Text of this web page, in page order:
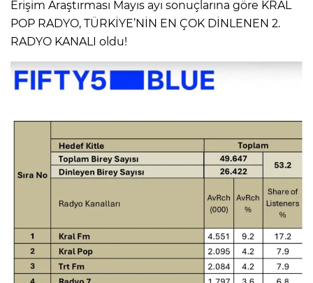
Erişim Araştırması Mayıs ayı sonuçlarına göre KRAL
POP RADYO, TÜRKİYE’NİN EN ÇOK DİNLENEN 2.
RADYO KANALI oldu!